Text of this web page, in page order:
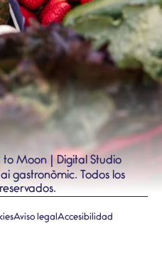
Moon | Digital Studio
gastronòmic. Todos los
Aviso legalAccesibilidad